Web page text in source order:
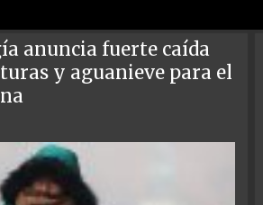
anuncia fuerte caída
y aguanieve para el